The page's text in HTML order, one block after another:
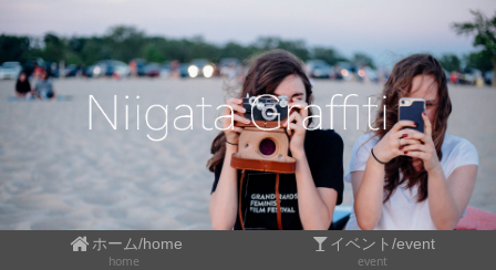
ホーム/home
home
イベント/event
event